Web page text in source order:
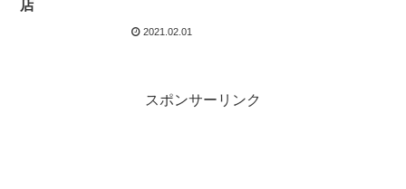
店
2021.02.01
スポンサーリンク